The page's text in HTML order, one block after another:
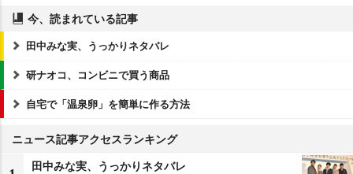
今、読まれている記事
田中みな実、うっかりネタバレ
研ナオコ、コンビニで買う商品
自宅で「温泉卵」を簡単に作る方法
ニュース記事アクセスランキング
田中みな実、うっかりネタバレ